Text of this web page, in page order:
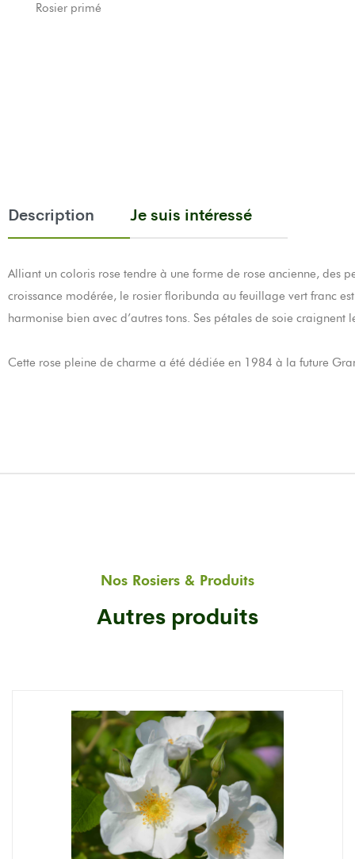
Rosier primé
Description Je suis intéressé
Alliant un coloris rose tendre à une forme de rose ancienne, des
croissance modérée, le rosier floribunda au feuillage vert franc
harmonise bien avec d’autres tons. Ses pétales de soie craignent
Cette rose pleine de charme a été dédiée en 1984 à la future
Nos Rosiers & Produits
Autres produits